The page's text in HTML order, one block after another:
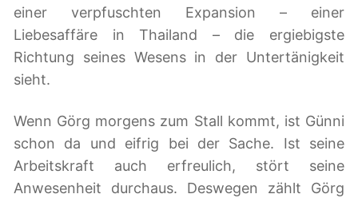
einer verpfuschten Expansion – einer
Liebesaffäre in Thailand – die ergiebigste
Richtung seines Wesens in der Untertänigkeit
sieht.
Wenn Görg morgens zum Stall kommt, ist Günni
schon da und eifrig bei der Sache. Ist seine
Arbeitskraft auch erfreulich, stört seine
Anwesenheit durchaus. Deswegen zählt Görg